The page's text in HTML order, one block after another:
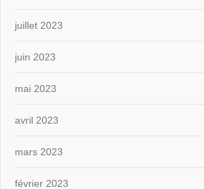
juillet 2023
juin 2023
mai 2023
avril 2023
mars 2023
février 2023